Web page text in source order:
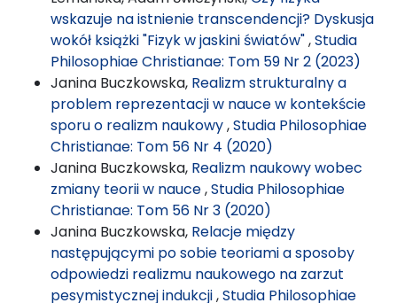
wskazuje na istnienie transcendencji? Dyskusja
wokół książki "Fizyk w jaskini światów",Studia
Philosophiae Christianae: Tom 59 Nr 2 (2023)
Janina Buczkowska, Realizm strukturalny a
problem reprezentacji w nauce w kontekście
sporu o realizm naukowy,Studia Philosophiae
Christianae: Tom 56 Nr 4 (2020)
Janina Buczkowska, Realizm naukowy wobec
zmiany teorii w nauce,Studia Philosophiae
Christianae: Tom 56 Nr 3 (2020)
Janina Buczkowska, Relacje między
następującymi po sobie teoriami a sposoby
odpowiedzi realizmu naukowego na zarzut
pesymistycznej indukcji,Studia Philosophiae